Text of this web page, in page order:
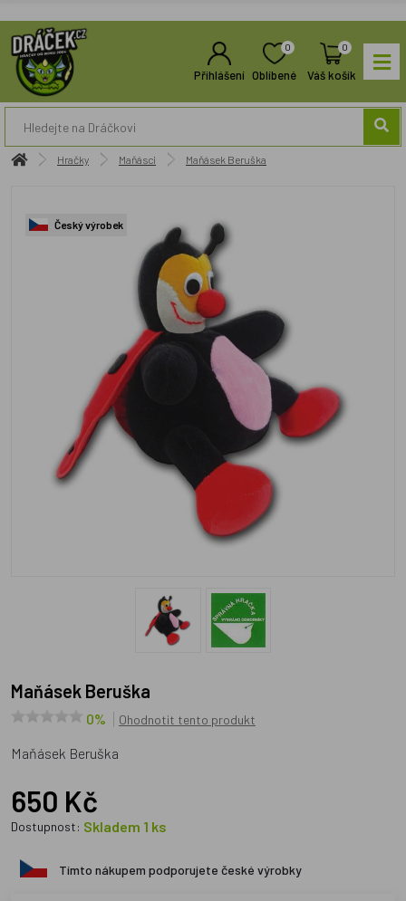
Přihlášení
0
Oblíbené
0
Váš košík
Hračky Maňásci Maňásek Beruška
Český výrobek
Maňásek Beruška
0% Ohodnotit tento produkt
Maňásek Beruška
650 Kč
Dostupnost: Skladem 1 ks
Tímto nákupem podporujete české výrobky